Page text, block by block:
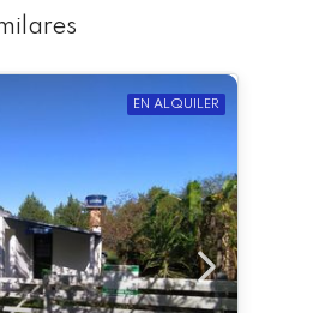
EN ALQUILER